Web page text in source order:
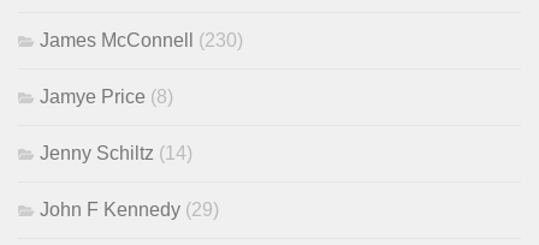
James McConnell (230)
Jamye Price (8)
Jenny Schiltz (14)
John F Kennedy (29)